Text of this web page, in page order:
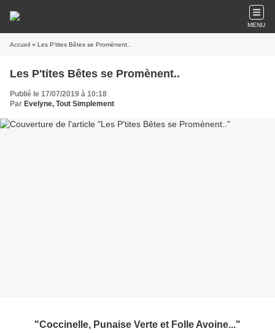
MENU
Accueil » Les P'tites Bêtes se Promènent..
Les P'tites Bêtes se Promènent..
Publié le 17/07/2019 à 10:18
Par Evelyne, Tout Simplement
"Coccinelle, Punaise Verte et Folle Avoine..."